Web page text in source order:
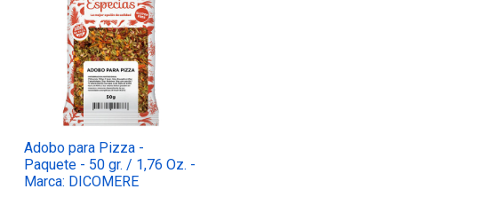
Adobo para Pizza -
Paquete - 50 gr. / 1,76 Oz. -
Marca: DICOMERE